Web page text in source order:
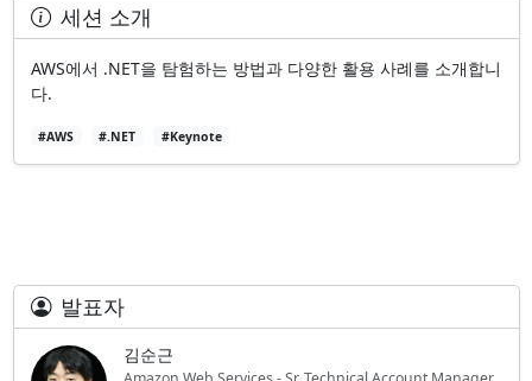
세션 소개
AWS에서 .NET을 탐험하는 방법과 다양한 활용 사례를 소개합니
다.
#AWS #.NET #Keynote
발표자
김순근